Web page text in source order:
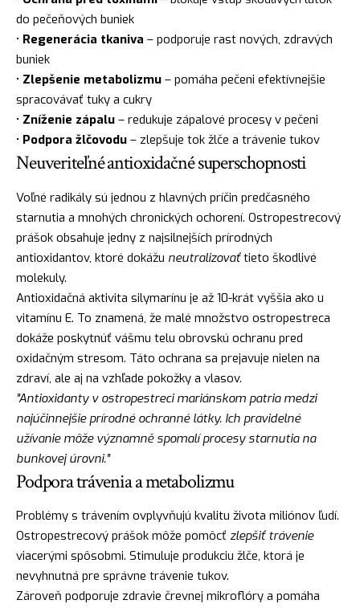
do pečeňových buniek
• Regenerácia tkaniva – podporuje rast nových, zdravých
buniek
• Zlepšenie metabolizmu – pomáha pečeni efektívnejšie
spracovávať tuky a cukry
• Zníženie zápalu – redukuje zápalové procesy v pečeni
• Podpora žlčovodu – zlepšuje tok žlče a trávenie tukov
Neuveriteľné antioxidačné superschopnosti
Voľné radikály sú jednou z hlavných príčin predčasného
starnutia a mnohých chronických ochorení. Ostropestrecový
prášok obsahuje jedny z najsilnejších prírodných
antioxidantov, ktoré dokážu neutralizovaťtieto škodlivé
molekuly.
Antioxidačná aktivita silymarínu je až 10-krát vyššia ako u
vitamínu E. To znamená, že malé množstvo ostropestreca
dokáže poskytnúť vášmu telu obrovskú ochranu pred
oxidačným stresom. Táto ochrana sa prejavuje nielen na
zdraví, ale aj na vzhľade pokožky a vlasov.
"Antioxidanty v ostropestreci mariánskom patria medzi
najúčinnejšie prírodné ochranné látky. Ich pravidelné
užívanie môže významně spomalí procesy starnutia na
bunkovej úrovni."
Podpora trávenia a metabolizmu
Problémy s trávením ovplyvňujú kvalitu života miliónov ľudí.
Ostropestrecový prášok môže pomôcť zlepšiť trávenie
viacerými spôsobmi. Stimuluje produkciu žlče, ktorá je
nevyhnutná pre správne trávenie tukov.
Zároveň podporuje zdravie črevnej mikroflóry a pomáha